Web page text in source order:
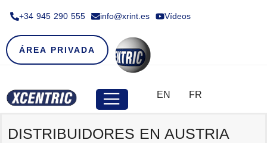
+34 945 290 555​ info@xrint.es Vídeos
ÁREA PRIVADA
EN FR
DISTRIBUIDORES EN AUSTRIA